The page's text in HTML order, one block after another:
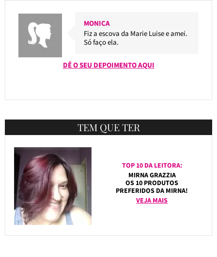
MONICA
Fiz a escova da Marie Luise e amei.
Só faço ela.
DÊ O SEU DEPOIMENTO AQUI
TEM QUE TER
TOP 10 DA LEITORA:
MIRNA GRAZZIA
OS 10 PRODUTOS
PREFERIDOS DA MIRNA!
VEJA MAIS